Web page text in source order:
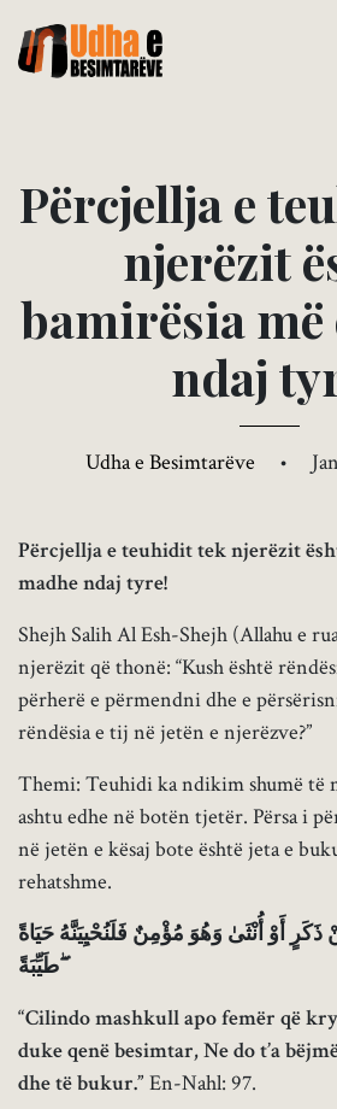
Përcjelljaeteu
njerëzitë
bamirësiamë
ndaj ty
Udha e Besimtarëve •
Përcjellja e teuhidit tek njerëzit
madhe ndaj tyre!
Shejh Salih Al Esh-Shejh (Allahu e
njerëzit që thonë: “Kush është
përherë e përmendni dhe e
rëndësia e tij në jetën e njerëzve?”
Themi: Teuhidi ka ndikim shumë të
ashtu edhe në botën tjetër. Përsa i
në jetën e kësaj bote është jeta e
rehatshme.
أَوْ أُنْثَىٰ وَهُوَ مُؤْمِنٌ فَلَنُحْيِيَنَّهُ حَيَاةً
طَيِّبَةً ۖ
“Cilindo mashkull apo femër që
duke qenë besimtar, Ne do t’a
dhe të bukur.” En-Nahl: 97.